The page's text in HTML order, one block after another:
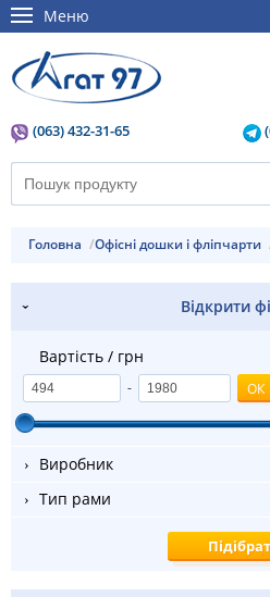
Меню
(063) 432-31-65
Головна Офісні дошки і фліпчарти
Відкрити
Вартість / грн
-
Виробник
Тип рами